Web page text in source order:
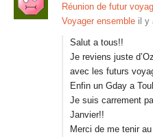
Réunion de futur
Voyager ensemble il y
Salut a tous!!
Je reviens juste
avec les futurs
Enfin un Gday a
Je suis carrement
Janvier!!
Merci de me tenir